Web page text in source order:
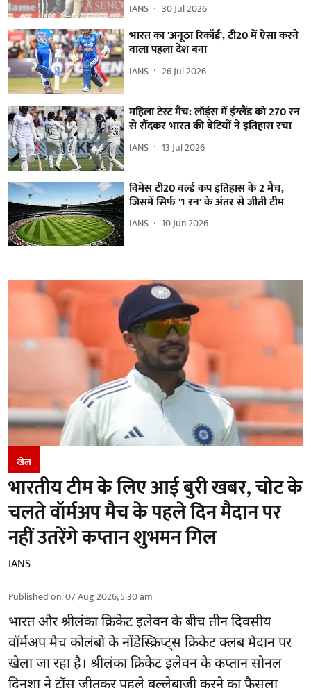
IANS 30 Jul 2026
भारत का 'अनूठा रिकॉर्ड', टी20 में ऐसा करने
वाला पहला देश बना
IANS 26 Jul 2026
महिला टेस्ट मैच: लॉर्ड्स में इंग्लैंड को 270 रन
से रौंदकर भारत की बेटियों ने इतिहास रचा
IANS 13 Jul 2026
विमेंस टी20 वर्ल्ड कप इतिहास के 2 मैच,
जिसमें सिर्फ '1 रन' के अंतर से जीती टीम
IANS 10 Jun 2026
खेल
भारतीय टीम के लिए आई बुरी खबर, चोट के
चलते वॉर्मअप मैच के पहले दिन मैदान पर
नहीं उतरेंगे कप्तान शुभमन गिल
IANS
Published on:07 Aug 2026, 5:30 am
भारत और श्रीलंका क्रिकेटइलेवन के बीच तीन दिवसीय
वॉर्मअप मैच कोलंबो के नोंडेस्क्रिप्ट्स क्रिकेट क्लब मैदान पर
खेला जा रहा है। श्रीलंका क्रिकेट इलेवन के कप्तान सोनल